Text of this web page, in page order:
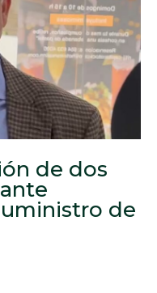
de dos
de